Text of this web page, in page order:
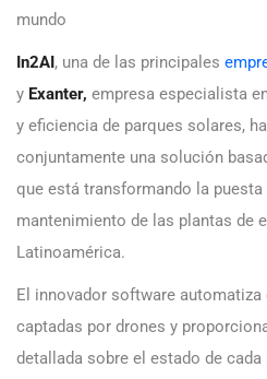
mundo
In2AI , una de las principales
y Exanter, empresa especialista
y eficiencia de parques solares,
conjuntamente una solución
que está transformando la puesta
mantenimiento de las plantas de
Latinoamérica.
El innovador software
captadas por drones y
detallada sobre el estado de